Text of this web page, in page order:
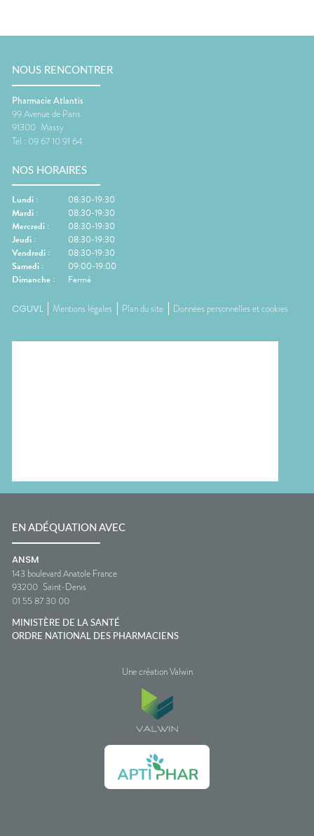
NOUS RENCONTRER
Pharmacie Atlantis
99 Avenue de Paris
91300 Massy
Tel : 09 67 10 91 64
NOS HORAIRES
Lundi :
08:30-19:30
Mardi :
08:30-19:30
Mercredi :
08:30-19:30
Jeudi :
08:30-19:30
Vendredi :
08:30-19:30
Samedi :
09:00-19:00
Dimanche : Fermé
CGUVL Mentions légales Plan du site Données personnelles et cookies
EN ADÉQUATION AVEC
ANSM
143 boulevard Anatole France
93200 Saint-Denis
01 55 87 30 00
MINISTÈRE DE LA SANTÉ
ORDRE NATIONAL DES PHARMACIENS
Une création Valwin